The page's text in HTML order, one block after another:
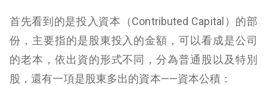
首先看到的是投入資本（Contributed Capital）的部
份，主要指的是股東投入的金額，可以看成是公司
的老本，依出資的形式不同，分為普通股以及特別
股，還有一項是股東多出的資本——資本公積：